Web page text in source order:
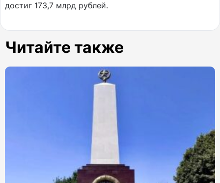
достиг 173,7 млрд рублей.
Читайте также